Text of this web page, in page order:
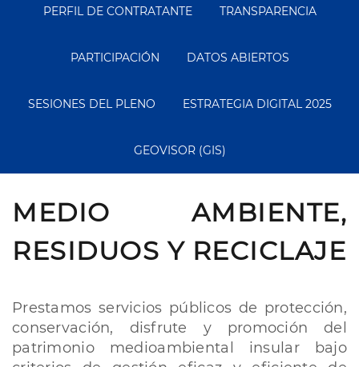
Menu
PERFIL DE CONTRATANTE TRANSPARENCIA
PARTICIPACIÓN DATOS ABIERTOS
SESIONES DEL PLENO ESTRATEGIA DIGITAL 2025
GEOVISOR (GIS)
MEDIO AMBIENTE,
RESIDUOS Y RECICLAJE
Prestamos servicios públicos de protección,
conservación, disfrute y promoción del
patrimonio medioambiental insular bajo